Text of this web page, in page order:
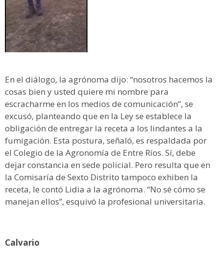
En el diálogo, la agrónoma dijo: “nosotros hacemos la
cosas bien y usted quiere mi nombre para
escracharme en los medios de comunicación”, se
excusó, planteando que en la Ley se establece la
obligación de entregar la receta a los lindantes a la
fumigación. Esta postura, señaló, es respaldada por
el Colegio de la Agronomía de Entre Ríos. Sí, debe
dejar constancia en sede policial. Pero resulta que en
la Comisaría de Sexto Distrito tampoco exhiben la
receta, le contó Lidia a la agrónoma. “No sé cómo se
manejan ellos”, esquivó la profesional universitaria.
Calvario